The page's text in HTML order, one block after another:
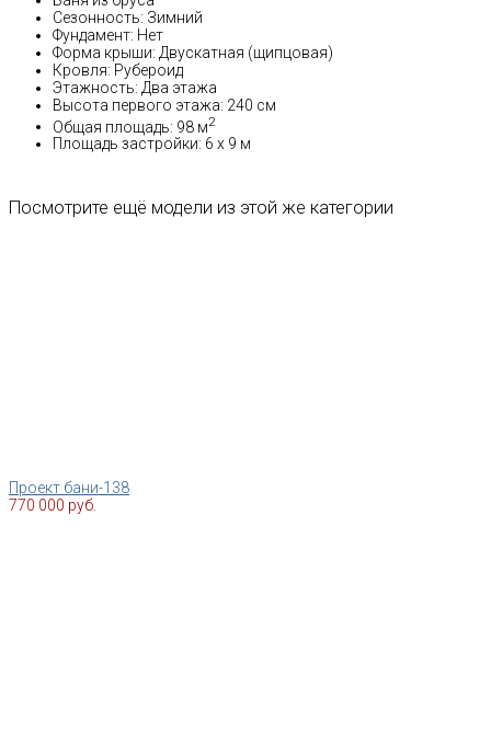
Сезонность: Зимний
Фундамент: Нет
Форма крыши: Двускатная (щипцовая)
Кровля: Рубероид
Этажность: Два этажа
Высота первого этажа: 240 см
Общая площадь: 98 м2
Площадь застройки: 6 х 9 м
Посмотрите ещё модели из этой же категории
Проект бани-138
770 000 руб.